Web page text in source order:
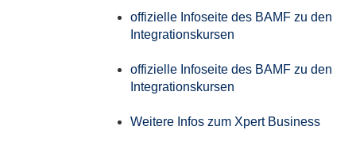
offizielle Infoseite des BAMF zu den
Integrationskursen
offizielle Infoseite des BAMF zu den
Integrationskursen
Weitere Infos zum Xpert Business